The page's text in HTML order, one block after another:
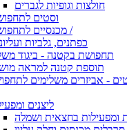
חולצות וגופיות לגברים
וסטים
מכנסיים לתחפושות /
כפתנים, גלביות
תחפושת בקטנה - ביגוד
תוספת קטנה למראה
- אביזרים משלימים
ליצנים
ומפעילות בחצאית ושמלה